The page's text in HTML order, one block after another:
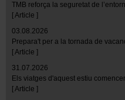
TMB reforça la seguretat de
[ Article ]
03.08.2026
Prepara't per a la tornada de
[ Article ]
31.07.2026
Els viatges d'aquest estiu
[ Article ]